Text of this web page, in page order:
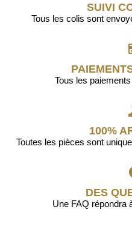
SUIVI
Tous les colis sont
Tous les
100%
Toutes les pièces sont
DES
Une FAQ répondra